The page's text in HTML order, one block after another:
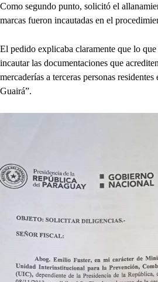
Como segundo punto, solicitó el
marcas fueron incautadas en el
El pedido explicaba claramente que lo
incautar las documentaciones que
mercaderías a terceras personas
Guairá”.